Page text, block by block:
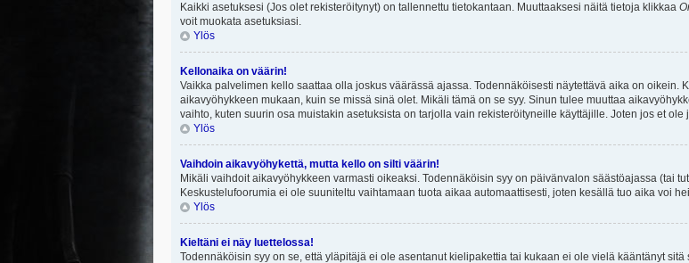
Kaikki asetuksesi (Jos olet rekisteröitynyt) on tallennettu tietokantaan. Muuttaaksesi näitä tietoja klikkaa
voit muokata asetuksiasi.
Ylös
Kellonaika on väärin!
Vaikka palvelimen kello saattaa olla joskus väärässä ajassa. Todennäköisesti näytettävä aika on oikein.
aikavyöhykkeen mukaan, kuin se missä sinä olet. Mikäli tämä on se syy. Sinun tulee muuttaa
vaihto, kuten suurin osa muistakin asetuksista on tarjolla vain rekisteröityneille käyttäjille. Joten jos et
Ylös
Vaihdoin aikavyöhykettä, mutta kello on silti väärin!
Mikäli vaihdoit aikavyöhykkeen varmasti oikeaksi. Todennäköisin syy on päivänvalon säästöajassa (tai
Keskustelufoorumia ei ole suuniteltu vaihtamaan tuota aikaa automaattisesti, joten kesällä tuo aika voi
Ylös
Kieltäni ei näy luettelossa!
Todennäköisin syy on se, että yläpitäjä ei ole asentanut kielipakettia tai kukaan ei ole vielä kääntänyt